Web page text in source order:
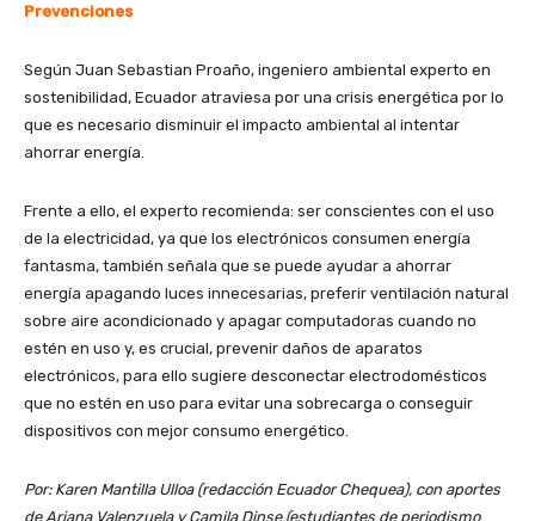
Prevenciones
Según Juan Sebastian Proaño, ingeniero ambiental experto en
sostenibilidad, Ecuador atraviesa por una crisis energética por lo
que es necesario disminuir el impacto ambiental al intentar
ahorrar energía.
Frente a ello, el experto recomienda: ser conscientes con el uso
de la electricidad, ya que los electrónicos consumen energía
fantasma, también señala que se puede ayudar a ahorrar
energía apagando luces innecesarias, preferir ventilación natural
sobre aire acondicionado y apagar computadoras cuando no
estén en uso y, es crucial, prevenir daños de aparatos
electrónicos, para ello sugiere desconectar electrodomésticos
que no estén en uso para evitar una sobrecarga o conseguir
dispositivos con mejor consumo energético.
Por: Karen Mantilla Ulloa (redacción Ecuador Chequea), con aportes
de Ariana Valenzuela y Camila Dinse (estudiantes de periodismo